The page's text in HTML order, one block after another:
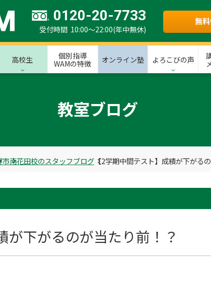
0120-20-7733
受付時間 10:00～22:00(年中無休)
無
高校生
個別指導
WAMの特徴
オンライン塾 よろこびの声
教室ブログ
市南花田校のスタッフブログ 【2学期中間テスト】成績が下がる
が下がるのが当たり前！？